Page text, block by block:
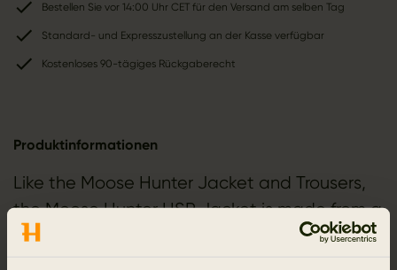
Bestellen Sie vor 14:00 Uhr CET für den Versand am selben Tag
Standard- und Expresszustellung an der Kasse verfügbar
Kostenloses 90-tägiges Rückgaberecht
Produktinformationen
Like the Moose Hunter Jacket and Trousers,
the Moose Hunter HSP Jacket is made from a
brushed and silent tricot fabric. The fabric